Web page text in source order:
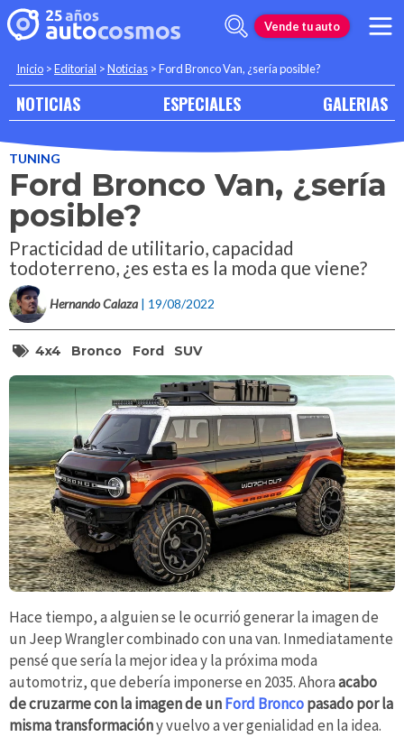
Vende tu auto
Inicio >Editorial >Noticias >Ford Bronco Van, ¿sería posible?
NOTICIAS ESPECIALES GALERIAS
TUNING
Ford Bronco Van, ¿sería
posible?
Practicidad de utilitario, capacidad
todoterreno, ¿es esta es la moda que viene?
Hernando Calaza | 19/08/2022
4x4 Bronco Ford SUV
Hace tiempo, a alguien se le ocurrió generar la imagen de
un Jeep Wrangler combinado con una van. Inmediatamente
pensé que sería la mejor idea y la próxima moda
automotriz, que debería imponerse en 2035. Ahoraacabo
de cruzarme con la imagen de unFord Broncopasado por la
misma transformacióny vuelvo a ver genialidad en la idea.